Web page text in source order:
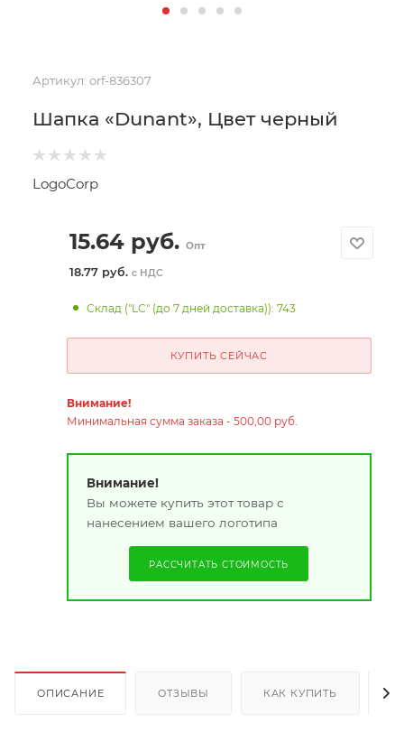
Артикул: orf-836307
Шапка «Dunant», Цвет черный
LogoCorp
15.64руб. Опт
18.77 руб. с НДС
Склад ("LC" (до 7 дней доставка)): 743
КУПИТЬ СЕЙЧАС
Внимание!
Минимальная сумма заказа - 500,00 руб.
Внимание!
Вы можете купить этот товар с
нанесением вашего логотипа
РАССЧИТАТЬ СТОИМОСТЬ
ОПИСАНИЕ ОТЗЫВЫ КАК КУПИТЬ